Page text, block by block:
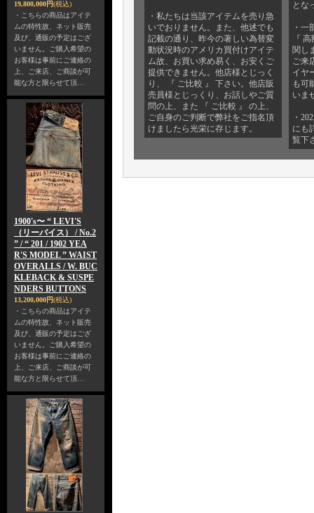
19,800,000円(税込)
・こちらの商品はアイテ
ムの特性故、ネット販売
及び、通販の予定はござ
いません。ご購入希望の
お客様は事前にご連絡の
上、ご来店、ご商談が可
能な方と限らせて頂…
1900's〜 “ LEVI'S
（リーバイス） / No.2
” / “ 201 / 1902 YEA
R'S MODEL ” WAIST
OVERALLS / W. BUC
KLEBACK & SUSPE
NDERS BUTTONS
13,200,000円(税込)
・こちらの商品はアイテ
ムの特性故、ネット販売
及び、通販の予定はござ
いません。ご購入希望の
お客様は事前にご連絡の
上、ご来店、ご商談が可
能な方と限らせて頂…
・私たちは当該アイテムを売り急
いでおりません。また、他述でも
記載の通り、昨今の著しい為替変
動状況時のアメリカ買付けアイテ
ム故、お買い求め易く、お安くご
提供できません。他店様とじっく
り、 『 ご比較 』 下さい。他店販
売員様とじっくり、お話しやご質
問の上、また 『 ご比較 』 の上、
ご自身のご判断で弊社をご指名頂
けましたら光栄に存じます。
とな
・一
『
関し
ご来
イヤ
も可
いま
・
にも
覧下